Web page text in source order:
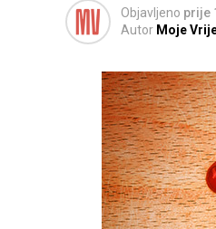
Objavljeno prije
Autor Moje